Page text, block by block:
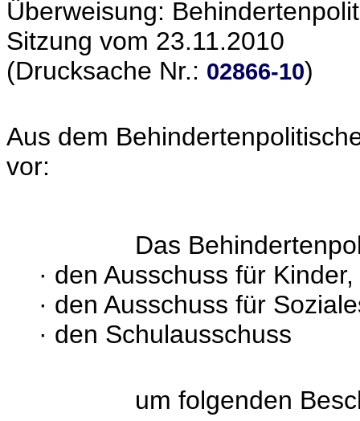
Überweisung:
Sitzung vom 23.11.2010
(Drucksache Nr.: 02866-10)
Aus dem
vor:
Das
· den Ausschuss für
· den Ausschuss für
· den Schulausschuss
um folgenden